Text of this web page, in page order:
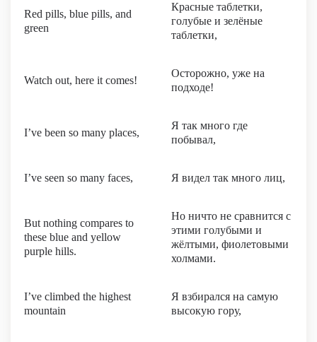
Red pills, blue pills, and
green
Красные таблетки,
голубые и зелёные
таблетки,
Watch out, here it comes!
Осторожно, уже на
подходе!
I’ve been so many places,
Я так много где
побывал,
I’ve seen so many faces, Я видел так много лиц,
But nothing compares to
these blue and yellow
purple hills.
Но ничто не сравнится с
этими голубыми и
жёлтыми, фиолетовыми
холмами.
I’ve climbed the highest
mountain
Я взбирался на самую
высокую гору,